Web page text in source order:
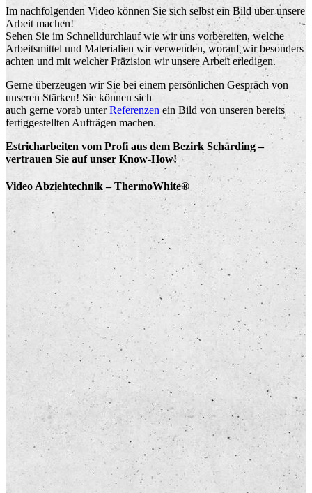
Im nachfolgenden Video können Sie sich selbst ein Bild über unsere
Arbeit machen!
Sehen Sie im Schnelldurchlauf wie wir uns vorbereiten, welche
Arbeitsmittel und Materialien wir verwenden, worauf wir besonders
achten und mit welcher Präzision wir unsere Arbeit erledigen.
Gerne überzeugen wir Sie bei einem persönlichen Gespräch von
unseren Stärken! Sie können sich
auch gerne vorab unterReferenzen ein Bild von unseren bereits
fertiggestellten Aufträgen machen.
Estricharbeiten vom Profi aus dem Bezirk Schärding –
vertrauen Sie auf unser Know-How!
Video Abziehtechnik – ThermoWhite®